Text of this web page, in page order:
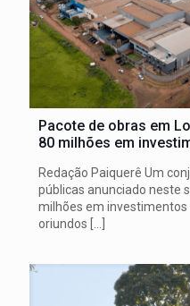
Pacote de obras em
80 milhões em
Redação Paiquerê Um
públicas anunciado neste
milhões em investimentos
oriundos